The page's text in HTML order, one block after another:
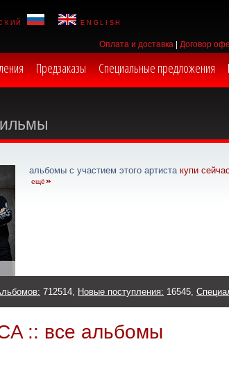
english
Оплата и доставка Договор
Предзаказы Специальные предложения
альбомы с участием этого артиста купи
ещё
712514, Новые поступления: 16545,
:: все альбомы